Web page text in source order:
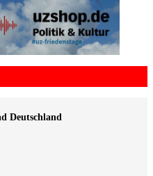
Deutschland